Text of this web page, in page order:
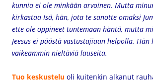
kunnia ei ole minkään arvoinen. Mutta
kirkastaa Isä, hän, jota te sanotte omaksi
ette ole oppineet tuntemaan häntä, mutta
Jeesus ei päästä vastustajiaan helpolla.
vaikeammin nieltäviä lauseita.
Tuo keskustelu oli kuitenkin alkanut